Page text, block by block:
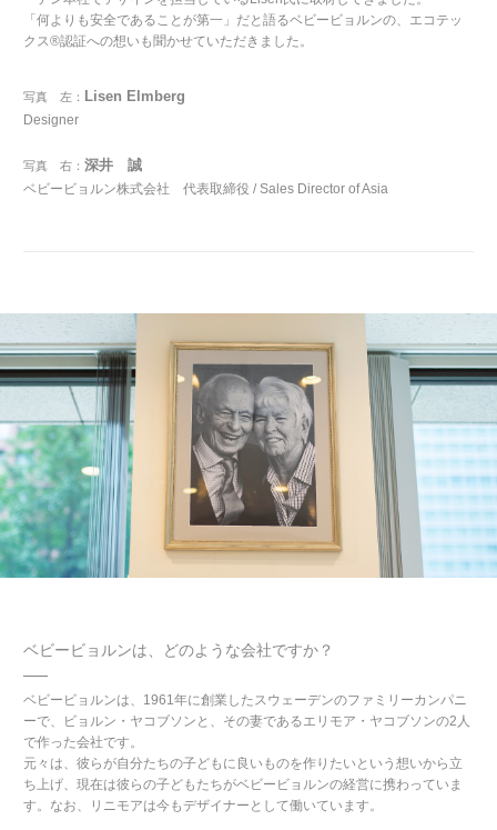
「何よりも安全であることが第一」だと語るベビービョルンの、エコテッ
クス®認証への想いも聞かせていただきました。
写真 左： Lisen Elmberg
Designer
写真 右：深井 誠
ベビービョルン株式会社 代表取締役 / Sales Director of Asia
ベビービョルンは、どのような会社ですか？
ベビービョルンは、1961年に創業したスウェーデンのファミリーカンパニ
ーで、ビョルン・ヤコブソンと、その妻であるエリモア・ヤコブソンの2人
で作った会社です。
元々は、彼らが自分たちの子どもに良いものを作りたいという想いから立
ち上げ、現在は彼らの子どもたちがベビービョルンの経営に携わっていま
す。なお、リニモアは今もデザイナーとして働いています。